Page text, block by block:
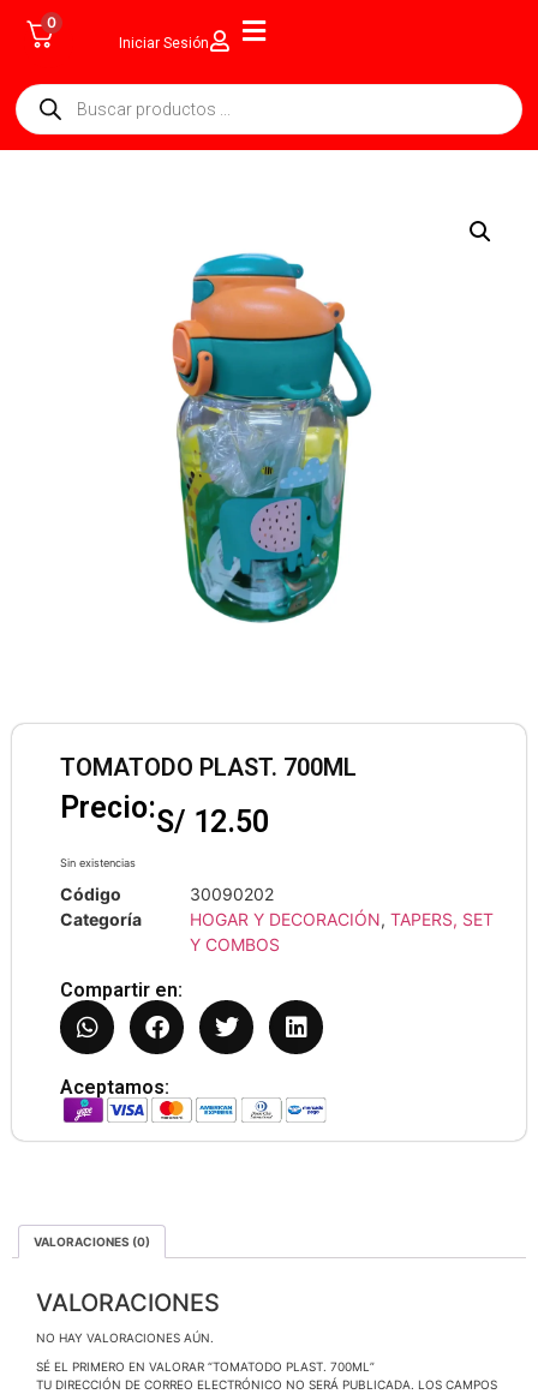
0
Iniciar Sesión
TOMATODO PLAST. 700ML
Precio:S/ 12.50
Sin existencias
Código
30090202
Categoría
HOGAR Y DECORACIÓN, TAPERS, SET
Y COMBOS
Compartir en:
Aceptamos:
VALORACIONES (0)
VALORACIONES
NO HAY VALORACIONES AÚN.
SÉ EL PRIMERO EN VALORAR “TOMATODO PLAST. 700ML”
TU DIRECCIÓN DE CORREO ELECTRÓNICO NO SERÁ PUBLICADA.
LOS CAMPOS